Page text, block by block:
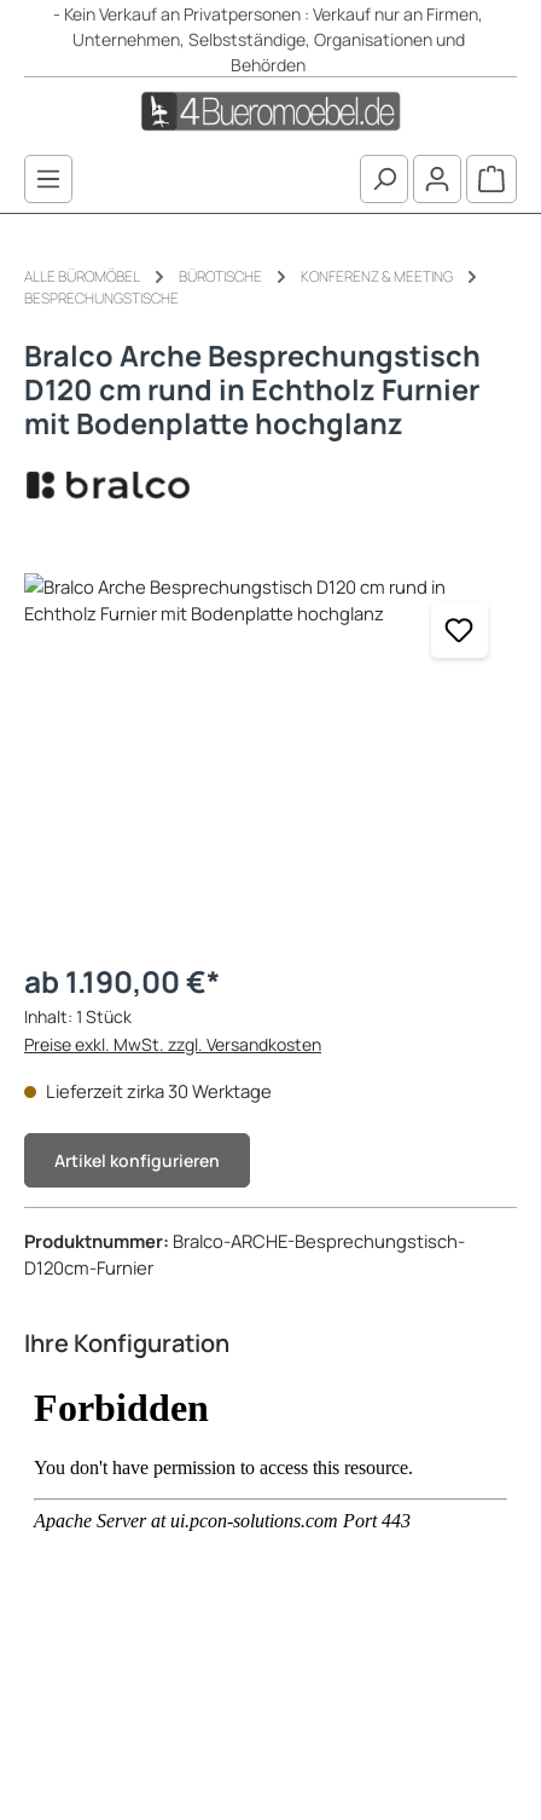
Zum Hauptinhalt springen
- Kein Verkauf an Privatpersonen : Verkauf nur an Firmen,
Unternehmen, Selbstständige, Organisationen und
Behörden
ALLE BÜROMÖBEL BÜROTISCHE
KONFERENZ & MEETING
BESPRECHUNGSTISCHE
Bralco Arche Besprechungstisch
D120 cm rund in Echtholz Furnier
mit Bodenplatte hochglanz
Bildergalerie überspringen
ab 1.190,00 €*
Inhalt: 1 Stück
Preise exkl. MwSt. zzgl. Versandkosten
Lieferzeit zirka 30 Werktage
Artikel konfigurieren
Produktnummer: Bralco-ARCHE-Besprechungstisch-
D120cm-Furnier
Ihre Konfiguration